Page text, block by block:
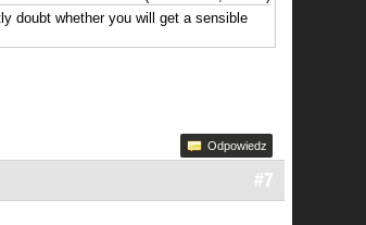
doubt whether you will get a sensible
Odpowiedz
#7